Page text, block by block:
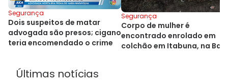
Segurança
Dois suspeitos de matar
advogada são presos; cigano
teria encomendado o crime
Segurança
Corpo de mulher é
encontrado enrolado em
colchão em Itabuna, na
Últimas notícias